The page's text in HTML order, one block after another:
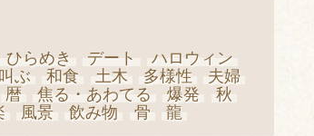
ひらめき デート
ハロウィン
叫ぶ 和食 土木 多様性
夫婦
暦 焦る・あわてる 爆発
秋
風景 飲み物 骨 龍